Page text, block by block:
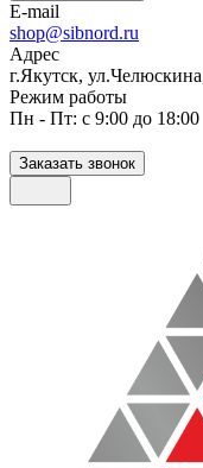
E-mail
shop@sibnord.ru
Адрес
​г.Якутск,
Режим работы
Пн - Пт: с 9:00 до 18:00
Заказать звонок